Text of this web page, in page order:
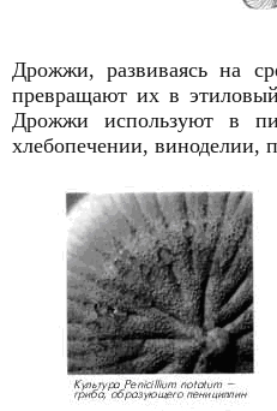
Дрожжи, развиваясь на
превращают их в
Дрожжи используют в
хлебопечении, виноделии,